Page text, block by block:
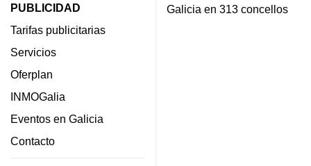
PUBLICIDAD
Tarifas publicitarias
Servicios
Oferplan
INMOGalia
Eventos en Galicia
Contacto
Galicia en 313 concellos